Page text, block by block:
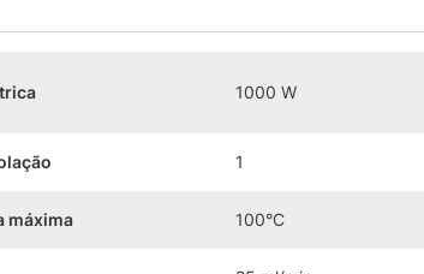
1000 W
1
máxima 100°C